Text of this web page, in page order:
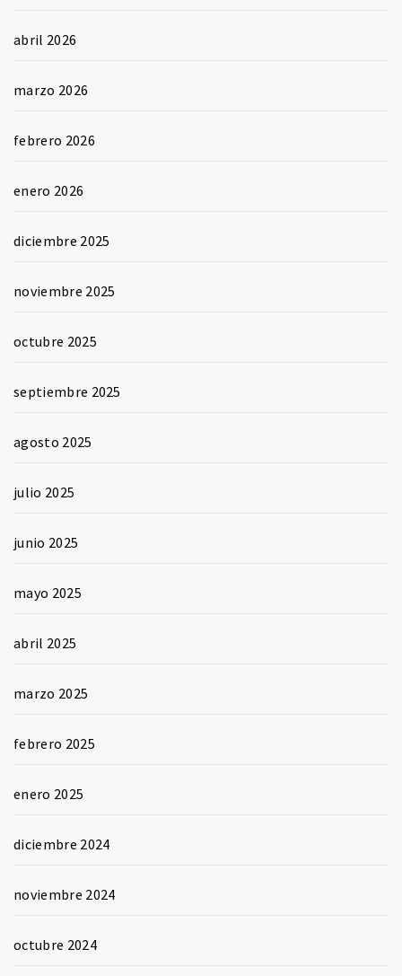
abril 2026
marzo 2026
febrero 2026
enero 2026
diciembre 2025
noviembre 2025
octubre 2025
septiembre 2025
agosto 2025
julio 2025
junio 2025
mayo 2025
abril 2025
marzo 2025
febrero 2025
enero 2025
diciembre 2024
noviembre 2024
octubre 2024